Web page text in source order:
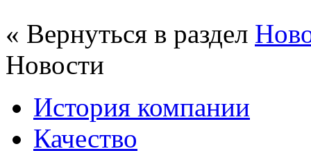
« Вернуться в раздел
Новости
История компании
Качество